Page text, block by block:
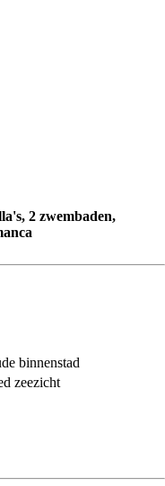
2 zwembaden,
binnenstad
zeezicht